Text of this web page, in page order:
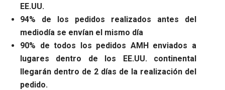
EE.UU.
94% de los pedidos realizados antes del
mediodía se envían el mismo día
90% de todos los pedidos AMH enviados a
lugares dentro de los EE.UU. continental
llegarán dentro de 2 días de la realización del
pedido.